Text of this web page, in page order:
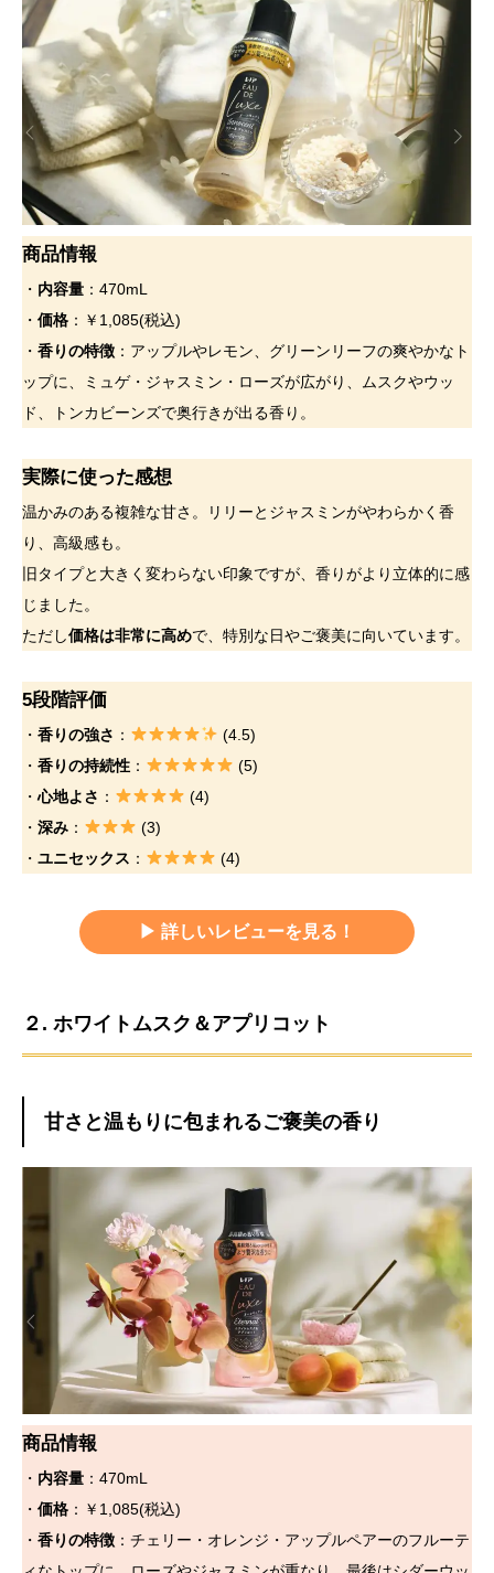
商品情報
・ 内容量 ：470mL
・ 価格 ：￥1,085(税込)
・ 香りの特徴 ：アップルやレモン、グリーンリーフの爽やかなト
ップに、ミュゲ・ジャスミン・ローズが広がり、ムスクやウッ
ド、トンカビーンズで奥行きが出る香り。
実際に使った感想
温かみのある複雑な甘さ。リリーとジャスミンがやわらかく香
り、高級感も。
旧タイプと大きく変わらない印象ですが、香りがより立体的に感
じました。
ただし価格は非常に高めで、特別な日やご褒美に向いています。
5段階評価
・ 香りの強さ ：
(4.5)
・ 香りの持続性 ：
(5)
・ 心地よさ ：
(4)
・ 深み ：
(3)
・ ユニセックス ： (4)
▶︎ 詳しいレビューを見る！
２. ホワイトムスク＆アプリコット
甘さと温もりに包まれるご褒美の香り
商品情報
・ 内容量 ：470mL
・ 価格 ：￥1,085(税込)
・ 香りの特徴 ：チェリー・オレンジ・アップルペアーのフルーテ